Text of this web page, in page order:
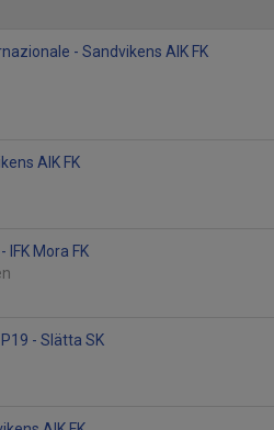
- Sandvikens AIK FK
AIK FK
IFK Mora FK
- Slätta SK